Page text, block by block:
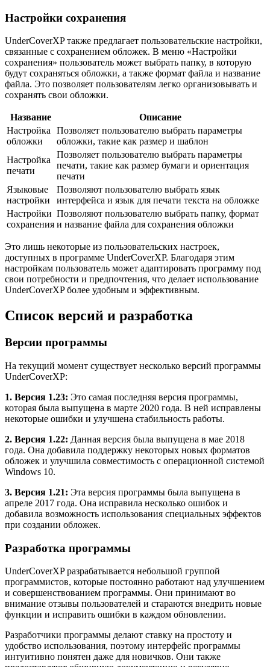
Настройки сохранения
UnderCoverXP также предлагает пользовательские настройки,
связанные с сохранением обложек. В меню «Настройки
сохранения» пользователь может выбрать папку, в которую
будут сохраняться обложки, а также формат файла и название
файла. Это позволяет пользователям легко организовывать и
сохранять свои обложки.
Название
Описание
Настройка
обложки
Позволяет пользователю выбрать параметры
обложки, такие как размер и шаблон
Настройка
печати
Позволяет пользователю выбрать параметры
печати, такие как размер бумаги и ориентация
печати
Языковые
настройки
Позволяют пользователю выбрать язык
интерфейса и язык для печати текста на обложке
Настройки
сохранения
Позволяют пользователю выбрать папку, формат
и название файла для сохранения обложки
Это лишь некоторые из пользовательских настроек,
доступных в программе UnderCoverXP. Благодаря этим
настройкам пользователь может адаптировать программу под
свои потребности и предпочтения, что делает использование
UnderCoverXP более удобным и эффективным.
Список версий и разработка
Версии программы
На текущий момент существует несколько версий программы
UnderCoverXP:
1. Версия 1.23: Это самая последняя версия программы,
которая была выпущена в марте 2020 года. В ней исправлены
некоторые ошибки и улучшена стабильность работы.
2. Версия 1.22: Данная версия была выпущена в мае 2018
года. Она добавила поддержку некоторых новых форматов
обложек и улучшила совместимость с операционной системой
Windows 10.
3. Версия 1.21: Эта версия программы была выпущена в
апреле 2017 года. Она исправила несколько ошибок и
добавила возможность использования специальных эффектов
при создании обложек.
Разработка программы
UnderCoverXP разрабатывается небольшой группой
программистов, которые постоянно работают над улучшением
и совершенствованием программы. Они принимают во
внимание отзывы пользователей и стараются внедрить новые
функции и исправить ошибки в каждом обновлении.
Разработчики программы делают ставку на простоту и
удобство использования, поэтому интерфейс программы
интуитивно понятен даже для новичков. Они также